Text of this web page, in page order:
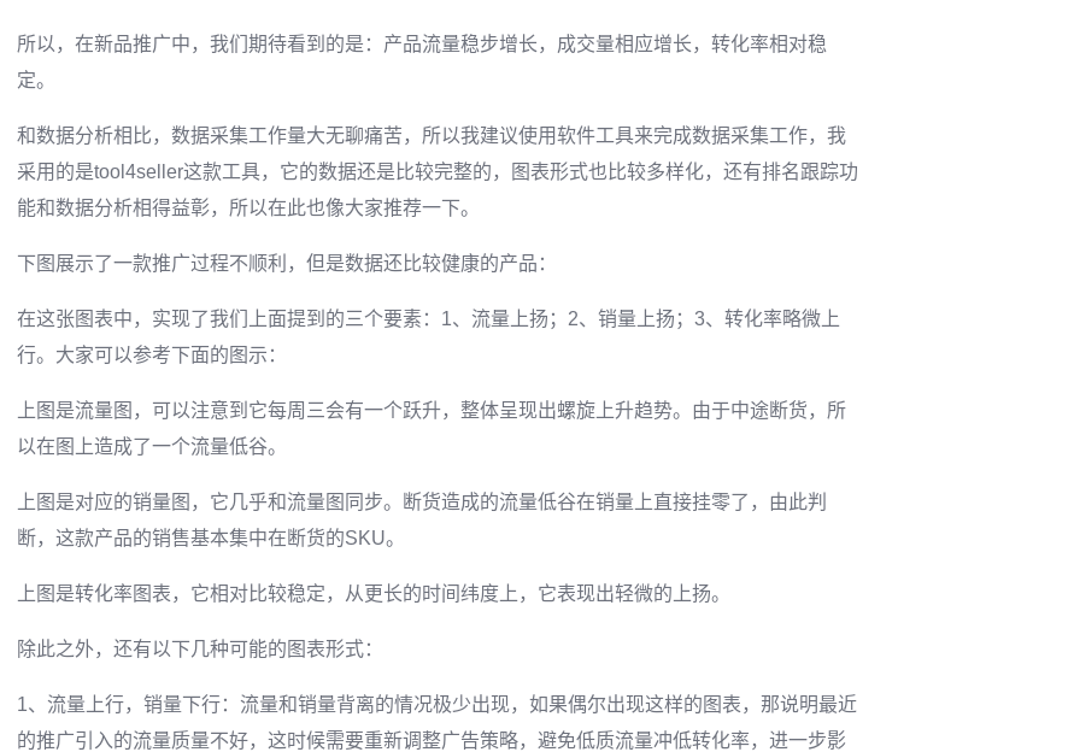
所以，在新品推广中，我们期待看到的是：产品流量稳步增长，成交量相应增长，转化率相对稳
定。
和数据分析相比，数据采集工作量大无聊痛苦，所以我建议使用软件工具来完成数据采集工作，我
采用的是tool4seller这款工具，它的数据还是比较完整的，图表形式也比较多样化，还有排名跟踪功
能和数据分析相得益彰，所以在此也像大家推荐一下。
下图展示了一款推广过程不顺利，但是数据还比较健康的产品：
在这张图表中，实现了我们上面提到的三个要素：1、流量上扬；2、销量上扬；3、转化率略微上
行。大家可以参考下面的图示：
上图是流量图，可以注意到它每周三会有一个跃升，整体呈现出螺旋上升趋势。由于中途断货，所
以在图上造成了一个流量低谷。
上图是对应的销量图，它几乎和流量图同步。断货造成的流量低谷在销量上直接挂零了，由此判
断，这款产品的销售基本集中在断货的SKU。
上图是转化率图表，它相对比较稳定，从更长的时间纬度上，它表现出轻微的上扬。
除此之外，还有以下几种可能的图表形式：
1、流量上行，销量下行：流量和销量背离的情况极少出现，如果偶尔出现这样的图表，那说明最近
的推广引入的流量质量不好，这时候需要重新调整广告策略，避免低质流量冲低转化率，进一步影